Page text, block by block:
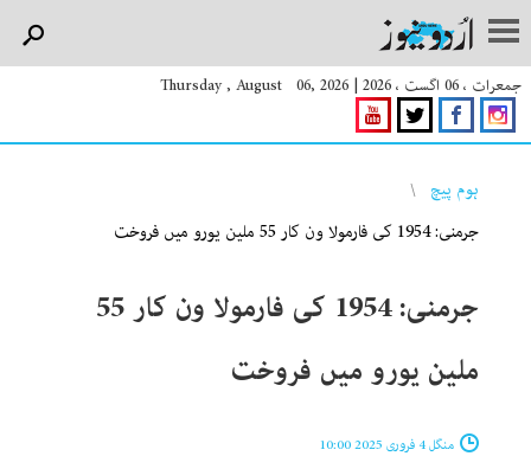
جمعرات ، 06 اگست ، 2026 |
Thursday , August 06, 2026
You are here
ہوم پیچ
جرمنی: 1954 کی فارمولا ون کار 55 ملین یورو میں فروخت
جرمنی: 1954 کی فارمولا ون کار 55
ملین یورو میں فروخت
منگل 4 فروری 2025 10:00